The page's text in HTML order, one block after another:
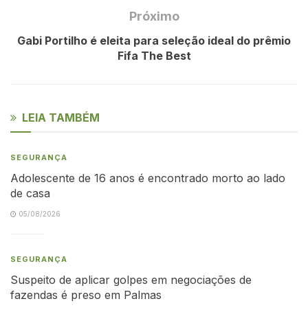
Próximo
Gabi Portilho é eleita para seleção ideal do prêmio
Fifa The Best
LEIA TAMBÉM
SEGURANÇA
Adolescente de 16 anos é encontrado morto ao lado
de casa
05/08/2026
SEGURANÇA
Suspeito de aplicar golpes em negociações de
fazendas é preso em Palmas